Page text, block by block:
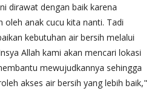
dirawat dengan baik karena
oleh anak cucu kita nanti. Tadi
kebutuhan air bersih melalui
Allah kami akan mencari lokasi
mewujudkannya sehingga
akses air bersih yang lebih baik,"